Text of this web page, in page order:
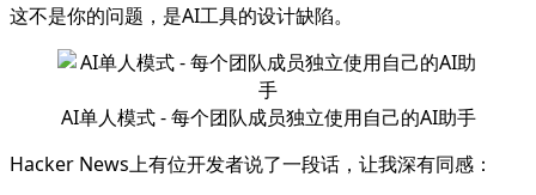
这不是你的问题，是AI工具的设计缺陷。
AI单人模式 - 每个团队成员独立使用自己的AI助手
Hacker News上有位开发者说了一段话，让我深有同感：